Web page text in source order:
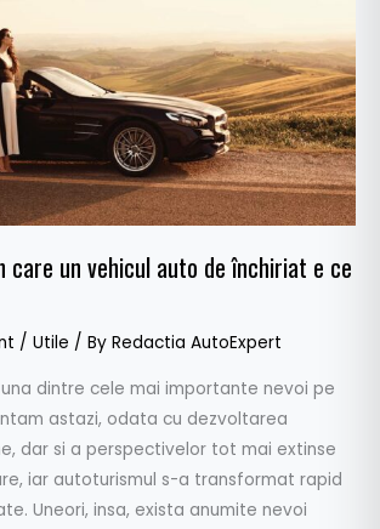
care un vehicul auto de închiriat e ce
/ Utile / By Redactia AutoExpert
dintre cele mai importante nevoi pe
astazi, odata cu dezvoltarea
dar si a perspectivelor tot mai extinse
iar autoturismul s-a transformat rapid
Uneori, insa, exista anumite nevoi